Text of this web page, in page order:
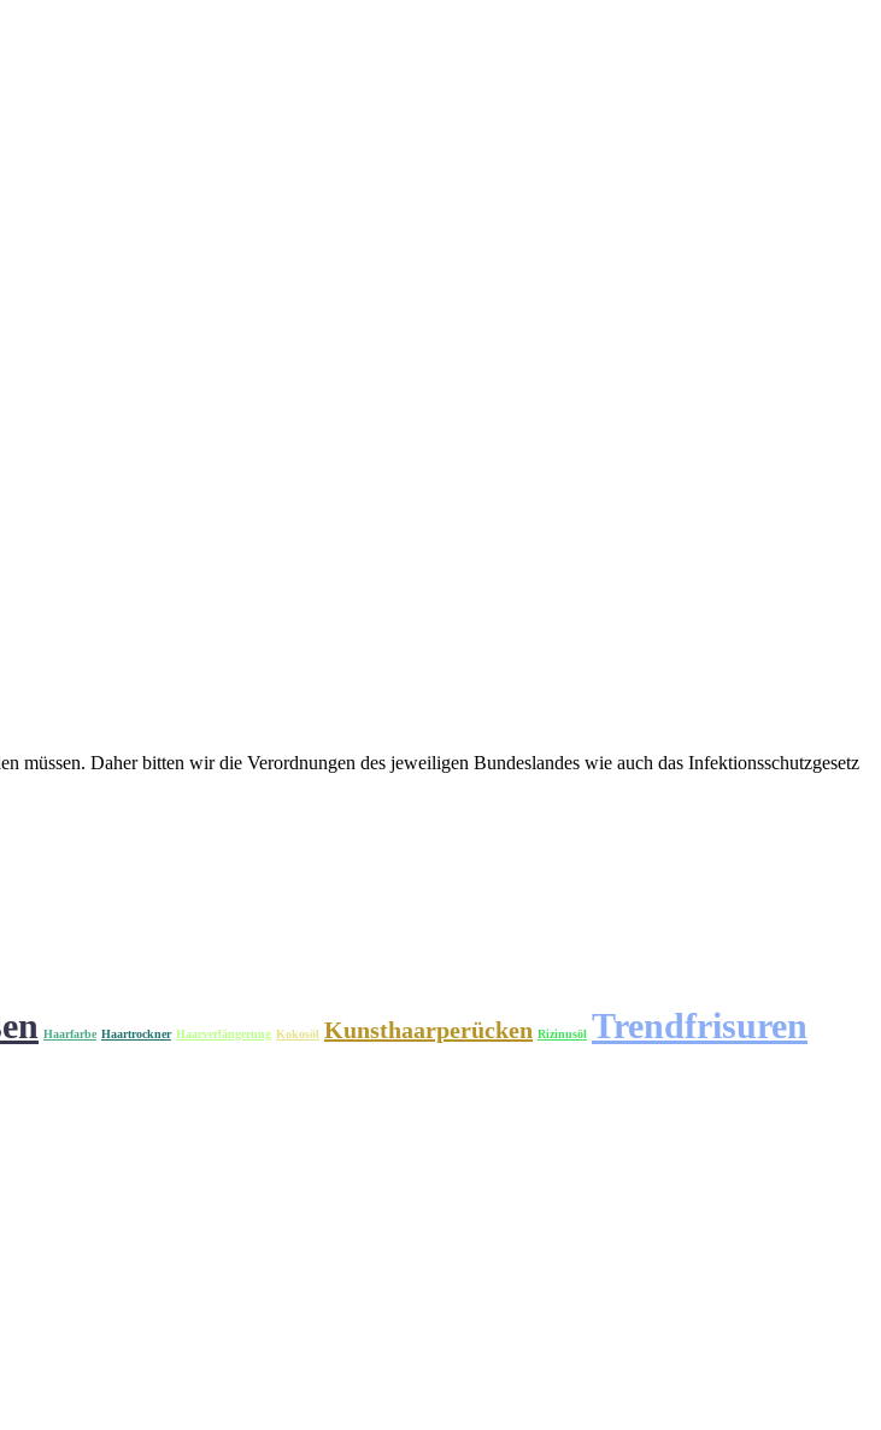
Daher bitten wir die Verordnungen des jeweiligen Bundeslandes wie auch das Infektionsschutzgesetz
Haarfarbe Haartrockner Haarverlängerung Kokosöl Kunsthaarperücken Rizinusöl Trendfrisuren